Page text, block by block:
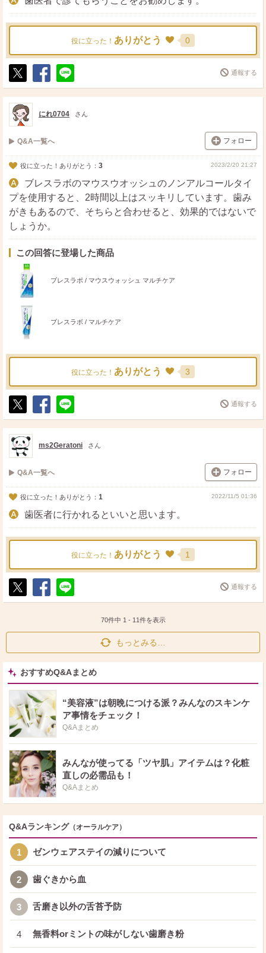
役に立った！ ありがとう 0
ポ
ス
ト
シ
ェ
送
る
通報する
にれ0704 さん
Q&A一覧へ フォロー
役に立った！ありがとう： 3 2023/2/20 21:27
ブレスラボのマウスウオッシュのノンアルコールタイ
プを使用すると、2時間以上はスッキリしています。歯み
がきもあるので、そちらと合わせると、効果的ではないで
しょうか。
この回答に登場した商品
ブレスラボ / マウスウォッシュ マルチケア
ブレスラボ / マルチケア
役に立った！ ありがとう 3
ポ
ス
ト
シ
ェ
送
る
通報する
ms2Geratoni さん
Q&A一覧へ フォロー
役に立った！ありがとう： 1 2022/11/5 01:36
歯医者に行かれるといいと思います。
役に立った！ ありがとう 1
ポ
シ
送
通報する
70件中 1 - 11件を表示
もっとみる…
おすすめQ&Aまとめ
“美容液”は朝晩につける派？みんなのスキンケ
ア事情をチェック！
Q&Aまとめ
みんなが使ってる「ツヤ肌」アイテムは？化粧
直しの必需品も！
Q&Aまとめ
Q&Aランキング （オーラルケア）
1 ゼンウェアステイの減りについて
2 歯ぐきから血
3 舌磨き以外の舌苔予防
4 無香料orミントの味がしない歯磨き粉